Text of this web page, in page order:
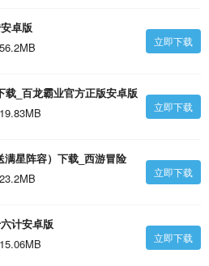
卓版
立即下载
载_百龙霸业官方正版安卓版
立即下载
满星阵容）下载_西游冒险
安卓版
立即下载
计安卓版
立即下载